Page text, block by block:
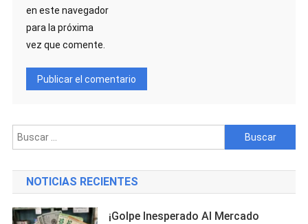
en este navegador
para la próxima
vez que comente.
Buscar:
NOTICIAS RECIENTES
¡Golpe Inesperado Al Mercado